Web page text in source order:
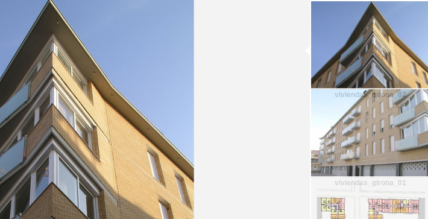
viviendas_girona_02
viviendas_girona_01